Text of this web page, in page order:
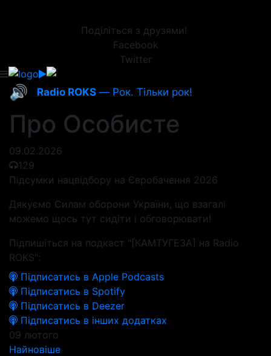
Поділіться з друзями!
Facebook
Twitter
🔊 Radio ROKS — Рок. Тільки рок!
Про Особисте
09.02.2026
129
Підсумки нацвідбору на Євробачення 2026
Дякуємо Силам оборони України, що взагалі
можемо щось тут сидіти і обговорювати!
Підпишіться на подкаст "[КАМТУГЕЗА] на Radio
ROKS":
Підписатись в Apple Podcasts
Підписатись в Spotify
Підписатись в Deezer
Підписатись в інших додатках
09 лютого
Найновіше